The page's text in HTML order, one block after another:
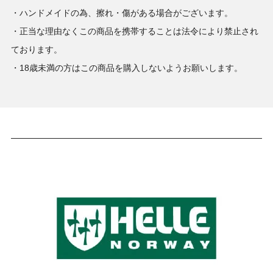
・ハンドメイドの為、擦れ・傷がある場合がございます。
・正当な理由なくこの商品を携帯することは法令により禁止され
ております。
・18歳未満の方はこの商品を購入しないようお願いします。